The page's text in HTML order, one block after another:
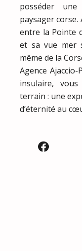
posséder
paysager corse.
entre la Pointe
et sa vue mer
même de la
Agence
insulaire,
terrain : une
d’éternité au